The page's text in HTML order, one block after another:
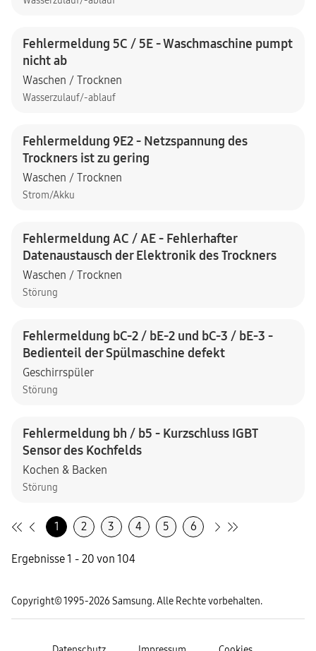
Fehlermeldung 5C / 5E - Waschmaschine pumpt
nicht ab
Waschen / Trocknen
Wasserzulauf/-ablauf
Fehlermeldung 9E2 - Netzspannung des
Trockners ist zu gering
Waschen / Trocknen
Strom/Akku
Fehlermeldung AC / AE - Fehlerhafter
Datenaustausch der Elektronik des Trockners
Waschen / Trocknen
Störung
Fehlermeldung bC-2 / bE-2 und bC-3 / bE-3 -
Bedienteil der Spülmaschine defekt
Geschirrspüler
Störung
Fehlermeldung bh / b5 - Kurzschluss IGBT
Sensor des Kochfelds
Kochen & Backen
Störung
1 2 3 4 5 6
Ergebnisse 1 - 20 von 104
Copyright© 1995-2026 Samsung. Alle Rechte vorbehalten.